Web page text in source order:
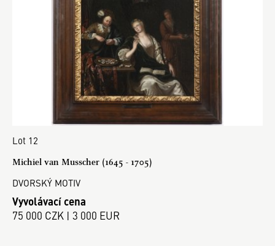
Lot 12
Michiel van Musscher (1645 - 1705)
DVORSKÝ MOTIV
Vyvolávací cena
75 000 CZK | 3 000 EUR